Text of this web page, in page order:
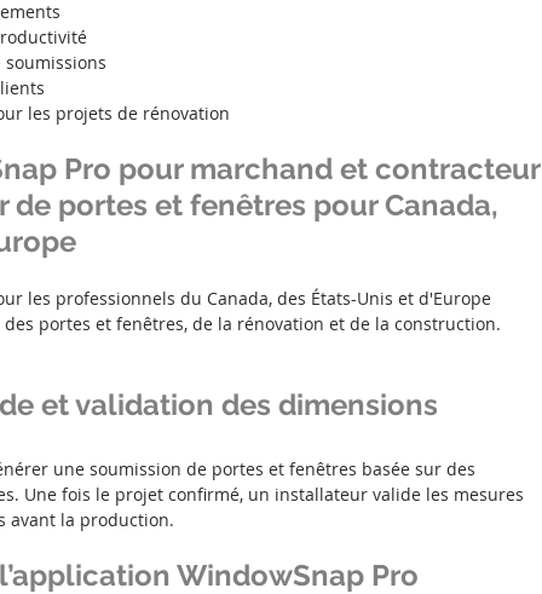
les projets de rénovation
Pro pour marchand et contracteur
de portes et fenêtres pour Canada,
les professionnels du Canada, des États-Unis et d'Europe
portes et fenêtres, de la rénovation et de la construction.
et validation des dimensions
une soumission de portes et fenêtres basée sur des
Une fois le projet confirmé, un installateur valide les mesures
avant la production.
WindowSnap Pro